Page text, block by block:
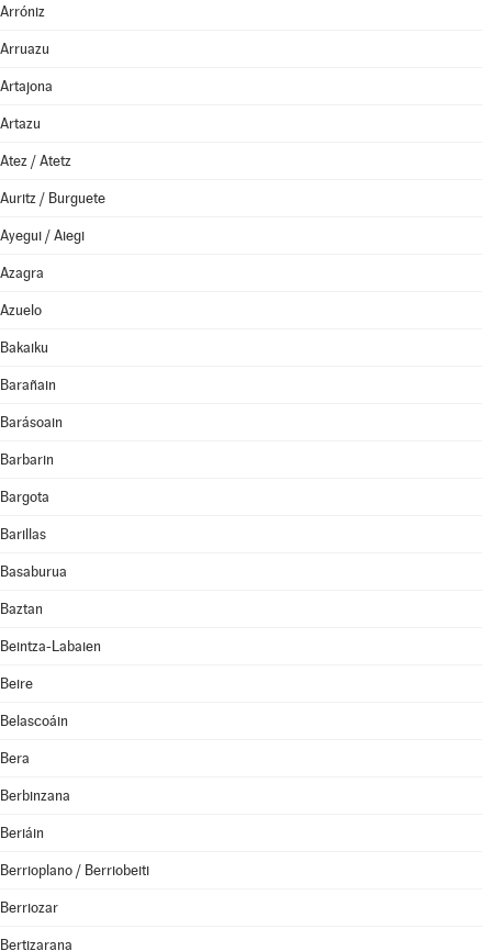
Arróniz
Arruazu
Artajona
Artazu
Atez / Atetz
Auritz / Burguete
Ayegui / Aiegi
Azagra
Azuelo
Bakaiku
Barañain
Barásoain
Barbarin
Bargota
Barillas
Basaburua
Baztan
Beintza-Labaien
Beire
Belascoáin
Bera
Berbinzana
Beriáin
Berrioplano / Berriobeiti
Berriozar
Bertizarana